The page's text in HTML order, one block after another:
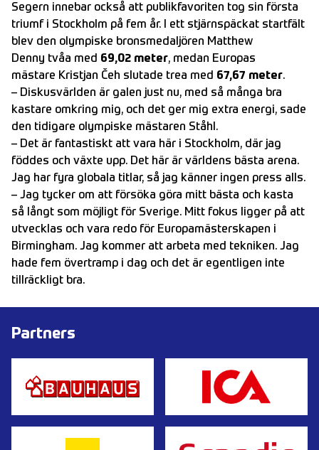
Segern innebar också att publikfavoriten tog sin första
triumf i Stockholm på fem år. I ett stjärnspäckat startfält
blev den olympiske bronsmedaljören Matthew
Denny tvåa med 69,02 meter, medan Europas
mästare Kristjan Čeh slutade trea med 67,67 meter.
– Diskusvärlden är galen just nu, med så många bra
kastare omkring mig, och det ger mig extra energi, sade
den tidigare olympiske mästaren Ståhl.
– Det är fantastiskt att vara här i Stockholm, där jag
föddes och växte upp. Det här är världens bästa arena.
Jag har fyra globala titlar, så jag känner ingen press alls.
– Jag tycker om att försöka göra mitt bästa och kasta
så långt som möjligt för Sverige. Mitt fokus ligger på att
utvecklas och vara redo för Europamästerskapen i
Birmingham. Jag kommer att arbeta med tekniken. Jag
hade fem övertramp i dag och det är egentligen inte
tillräckligt bra.
Partners